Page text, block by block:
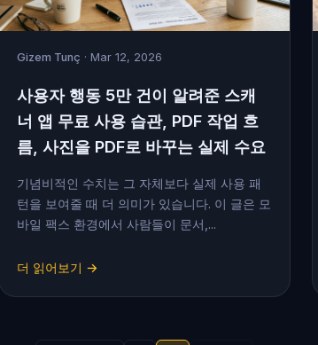
Gizem Tunç · Mar 12, 2026
사용자 행동 5만 건이 알려준 스캐
너 앱 무료 사용 습관, PDF 작업 흐
름, 사진을 PDF로 바꾸는 실제 수요
기념비적인 수치는 그 자체보다 실제 사용 패
턴을 보여줄 때 더 의미가 있습니다. 이 글은 모
바일 팩스 환경에서 사람들이 문서,...
더 읽어보기 →